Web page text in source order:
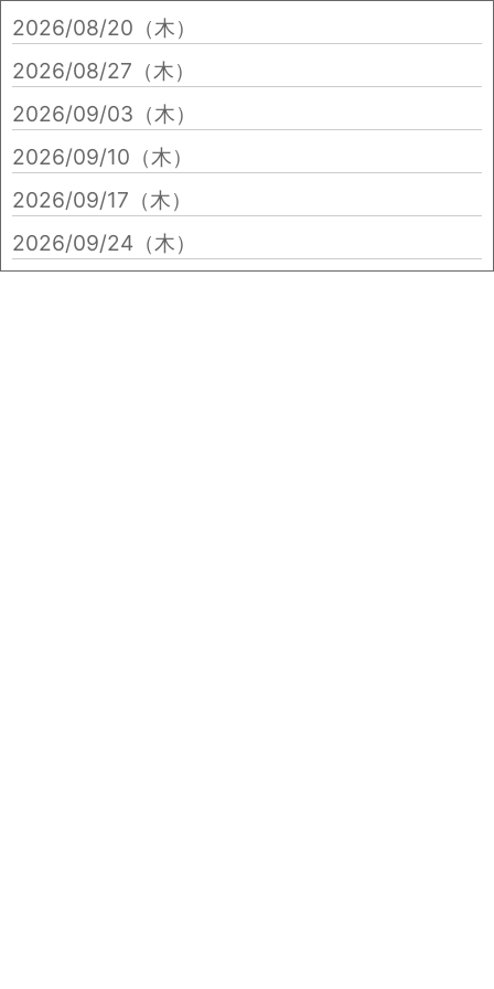
2026/08/20（木）
2026/08/27（木）
2026/09/03（木）
2026/09/10（木）
2026/09/17（木）
2026/09/24（木）